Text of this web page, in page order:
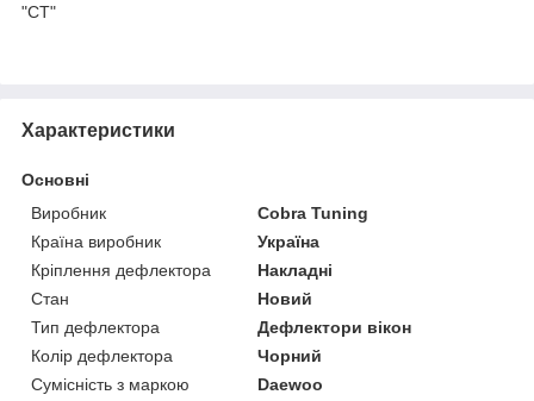
"CT"
Характеристики
Основні
Виробник
Cobra Tuning
Країна виробник
Україна
Кріплення дефлектора
Накладні
Стан
Новий
Тип дефлектора
Дефлектори вікон
Колір дефлектора
Чорний
Сумісність з маркою
Daewoo